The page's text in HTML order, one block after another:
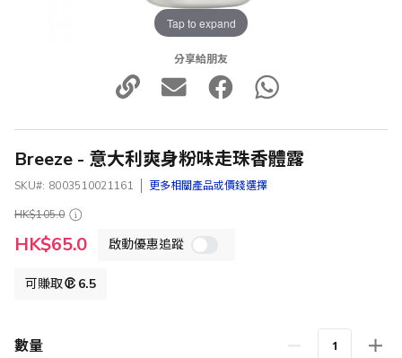
Tap to expand
分享給朋友
Breeze - 意大利爽身粉味走珠香體露
SKU 8003510021161
更多相關產品或價錢選擇
HK$105.0
特
殊
HK$65.0 啟動優惠追蹤
可賺取 6.5
數量